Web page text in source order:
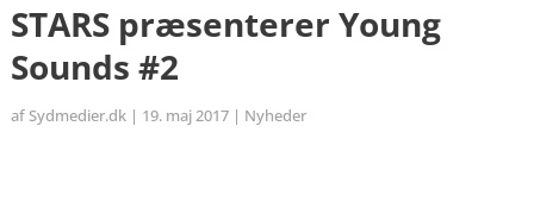
STARS præsenterer Young
Sounds #2
af Sydmedier.dk| 19. maj 2017| Nyheder